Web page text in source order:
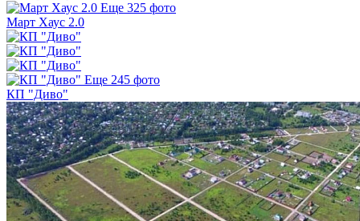
Еще 325 фото
Март Хаус 2.0
Еще 245 фото
КП "Диво"